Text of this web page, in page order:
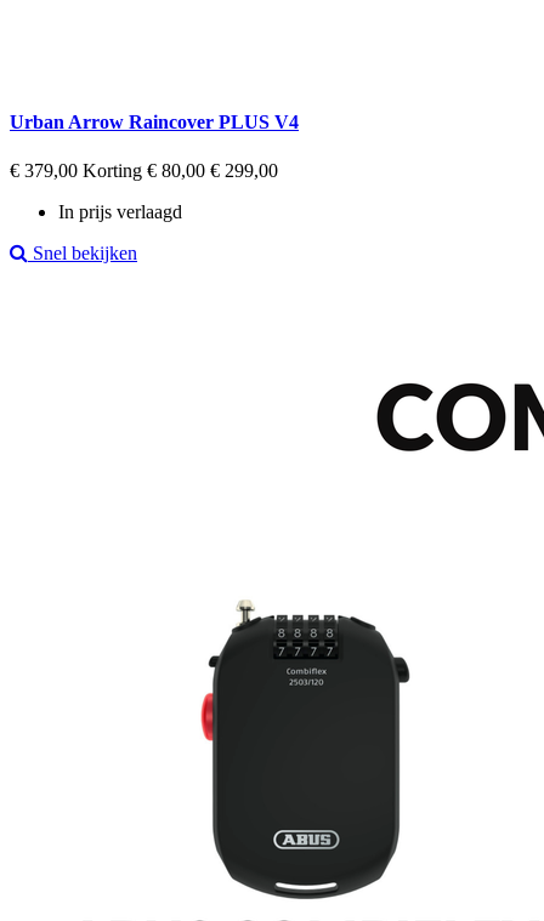
Urban Arrow Raincover PLUS V4
Regular
€ 379,00 Korting € 80,00 Prijs
€ 299,00
In prijs verlaagd
Snel bekijken